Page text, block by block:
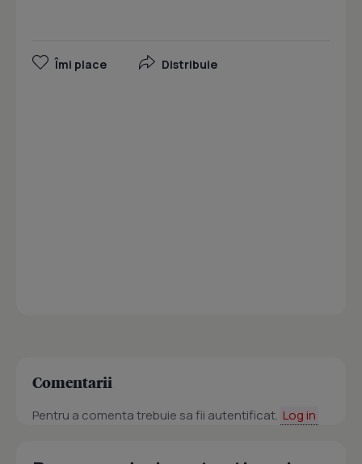
Îmi place Distribuie
Comentarii
Pentru a comenta trebuie sa fii autentificat. Log in